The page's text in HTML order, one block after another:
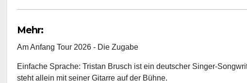
Mehr:
Am Anfang Tour 2026 - Die Zugabe
Einfache Sprache: Tristan Brusch ist ein deutscher Singer-
steht allein mit seiner Gitarre auf der Bühne.